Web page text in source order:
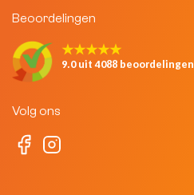
Beoordelingen
★★★★★
9.0 uit 4088 beoordelingen
Volg ons